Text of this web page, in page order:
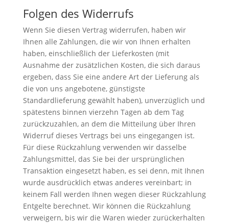
Folgen des Widerrufs
Wenn Sie diesen Vertrag widerrufen, haben wir
Ihnen alle Zahlungen, die wir von Ihnen erhalten
haben, einschließlich der Lieferkosten (mit
Ausnahme der zusätzlichen Kosten, die sich daraus
ergeben, dass Sie eine andere Art der Lieferung als
die von uns angebotene, günstigste
Standardlieferung gewählt haben), unverzüglich und
spätestens binnen vierzehn Tagen ab dem Tag
zurückzuzahlen, an dem die Mitteilung über Ihren
Widerruf dieses Vertrags bei uns eingegangen ist.
Für diese Rückzahlung verwenden wir dasselbe
Zahlungsmittel, das Sie bei der ursprünglichen
Transaktion eingesetzt haben, es sei denn, mit Ihnen
wurde ausdrücklich etwas anderes vereinbart; in
keinem Fall werden Ihnen wegen dieser Rückzahlung
Entgelte berechnet. Wir können die Rückzahlung
verweigern, bis wir die Waren wieder zurückerhalten